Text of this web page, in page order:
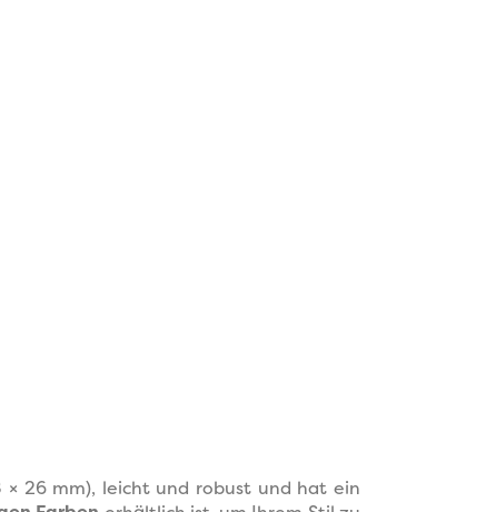
26 mm), leicht und robust und hat ein